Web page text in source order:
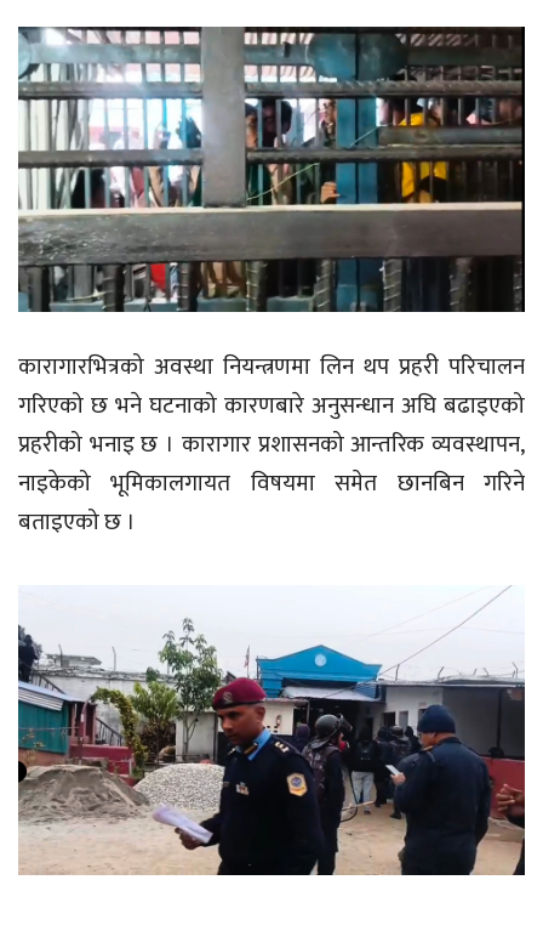
कारागारभित्रको अवस्था नियन्त्रणमा लिन थप प्रहरी परिचालन
गरिएको छ भने घटनाको कारणबारे अनुसन्धान अघि बढाइएको
प्रहरीको भनाइ छ । कारागार प्रशासनको आन्तरिक व्यवस्थापन,
नाइकेको भूमिकालगायत विषयमा समेत छानबिन गरिने
बताइएको छ ।